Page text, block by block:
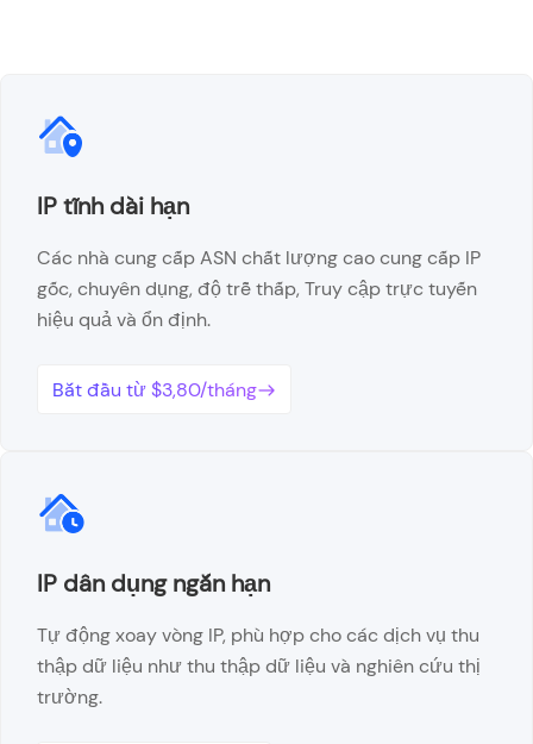
IP tĩnh dài hạn
Các nhà cung cấp ASN chất lượng cao cung cấp IP
gốc, chuyên dụng, độ trễ thấp, Truy cập trực tuyến
hiệu quả và ổn định.
Bắt đầu từ $3,80/tháng
IP dân dụng ngắn hạn
Tự động xoay vòng IP, phù hợp cho các dịch vụ thu
thập dữ liệu như thu thập dữ liệu và nghiên cứu thị
trường.